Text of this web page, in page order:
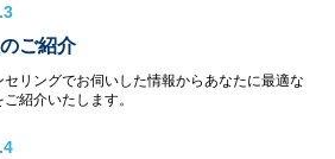
ご紹介
セリングでお伺いした情報からあなたに最適な
紹介いたします。